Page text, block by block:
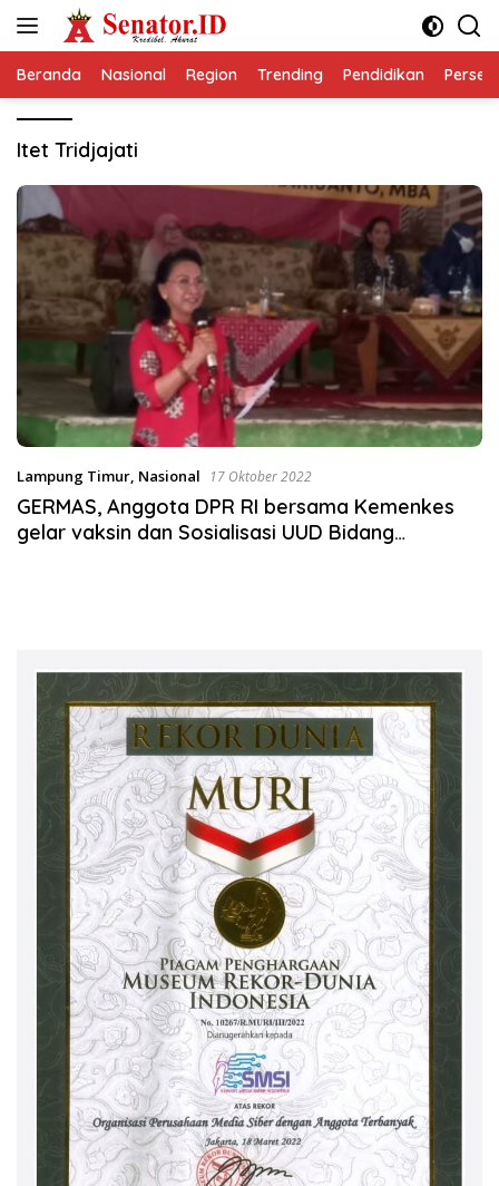
Beranda Nasional Region Trending Pendidikan
Itet Tridjajati
Lampung Timur, Nasional 17 Oktober 2022
GERMAS, Anggota DPR RI bersama Kemenkes
gelar vaksin dan Sosialisasi UUD Bidang